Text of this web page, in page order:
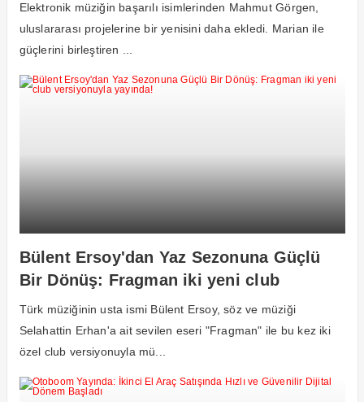
Elektronik müziğin başarılı isimlerinden Mahmut Görgen,
uluslararası projelerine bir yenisini daha ekledi. Marian ile
güçlerini birleştiren ...
Bülent Ersoy'dan Yaz Sezonuna Güçlü
Bir Dönüş: Fragman iki yeni club
versiyonuyla yayında!
Türk müziğinin usta ismi Bülent Ersoy, söz ve müziği
Selahattin Erhan'a ait sevilen eseri "Fragman" ile bu kez iki
özel club versiyonuyla mü...